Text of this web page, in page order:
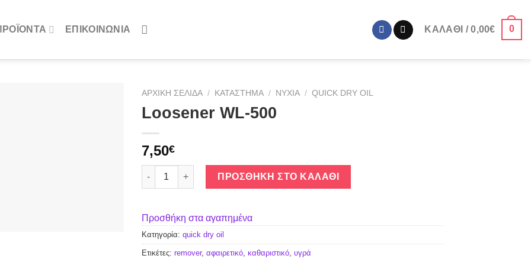
ΕΠΙΚΟΙΝΩΝΙΑ ΚΑΛΆΘΙ /0,00€ 0
ΑΡΧΙΚΉ ΣΕΛΊΔΑ / ΚΑΤΆΣΤΗΜΑ / ΝΎΧΙΑ / QUICK DRY OIL
Loosener WL-500
7,50€
Loosener WL-500 ποσότητα
ΠΡΟΣΘΉΚΗ ΣΤΟ ΚΑΛΆΘΙ
Προσθήκη στα αγαπημένα
Κατηγορία: quick dry oil
Ετικέτες: remover, αφαιρετικό καθαριστικό υγρά